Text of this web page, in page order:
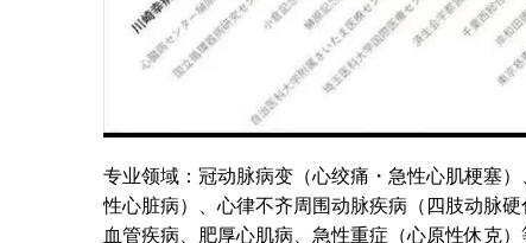
专业领域：冠动脉病变（心绞痛・急性心肌梗塞
性心脏病）、心律不齐周围动脉疾病（四肢动脉
血管疾病、肥厚心肌病、急性重症（心原性休克